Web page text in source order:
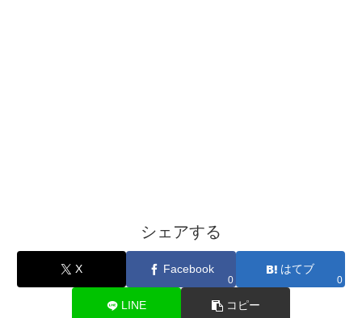
シェアする
X Facebook
0
はてブ
0
LINE コピー